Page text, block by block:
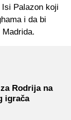
Palazon koji
i da bi
Rodrija na
igrača